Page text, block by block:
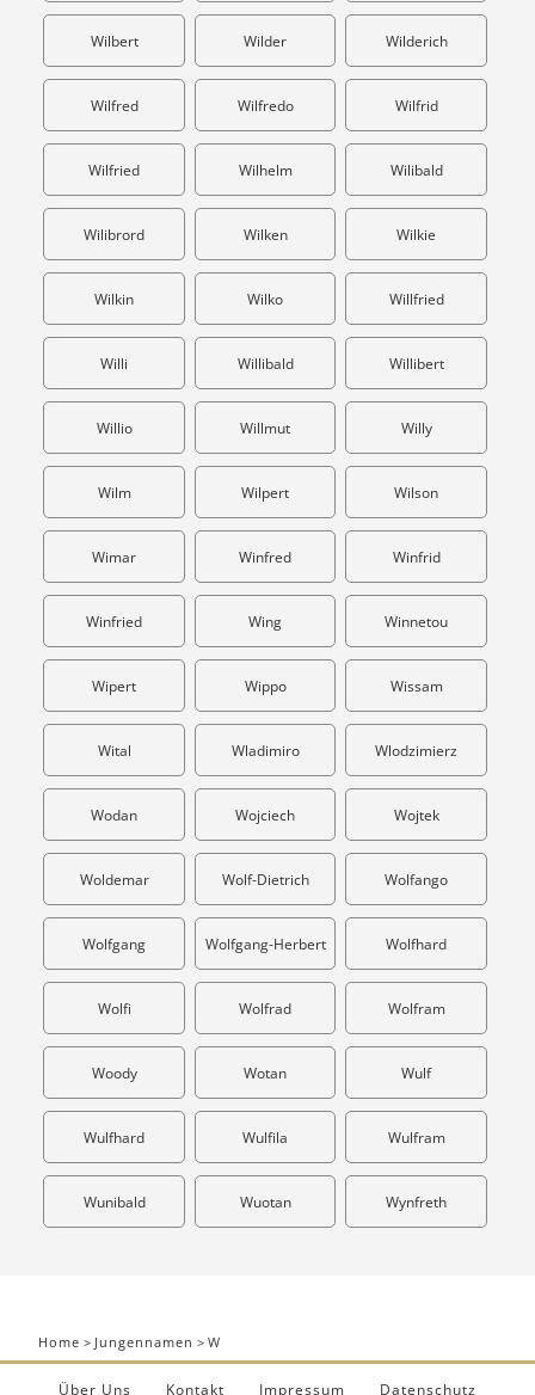
Wilbert Wilder Wilderich
Wilfred Wilfredo Wilfrid
Wilfried Wilhelm Wilibald
Wilibrord Wilken Wilkie
Wilkin Wilko Willfried
Willi Willibald Willibert
Willio Willmut Willy
Wilm Wilpert Wilson
Wimar Winfred Winfrid
Winfried Wing Winnetou
Wipert Wippo Wissam
Wital Wladimiro Wlodzimierz
Wodan Wojciech Wojtek
Woldemar Wolf-Dietrich Wolfango
Wolfgang Wolfgang-Herbert Wolfhard
Wolfi Wolfrad Wolfram
Woody Wotan Wulf
Wulfhard Wulfila Wulfram
Wunibald Wuotan Wynfreth
Home > Jungennamen >W
Über Uns Kontakt Impressum Datenschutz